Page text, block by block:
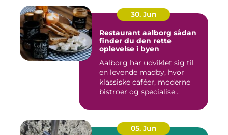
30. Jun
Restaurant aalborg sådan
finder du den rette
oplevelse i byen
Aalborg har udviklet sig til
en levende madby, hvor
klassiske caféer, moderne
bistroer og specialise...
05. Jun